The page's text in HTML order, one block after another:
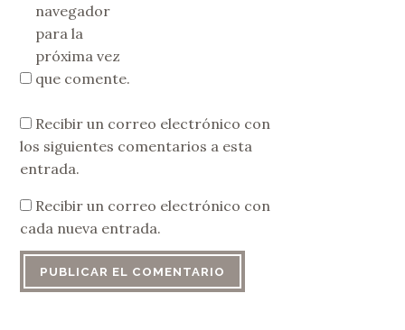
navegador
para la
próxima vez
que comente.
Recibir un correo electrónico con
los siguientes comentarios a esta
entrada.
Recibir un correo electrónico con
cada nueva entrada.